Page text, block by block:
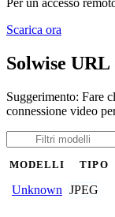
Scarica ora
Solwise URL
Suggerimento: Fare
connessione video
MODELLI TIPO
Unknown JPEG